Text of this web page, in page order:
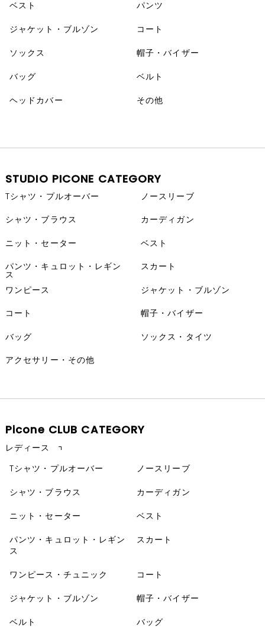
ベスト
パンツ
ジャケット・ブルゾン
コート
ソックス
帽子・バイザー
バッグ
ベルト
ヘッドカバー
その他
STUDIO PICONE CATEGORY
Tシャツ・プルオーバー
ノースリーブ
シャツ・ブラウス
カーディガン
ニット・セーター
ベスト
パンツ・キュロット・レギン
ス
スカート
ワンピース
ジャケット・ブルゾン
コート
帽子・バイザー
バッグ
ソックス・タイツ
アクセサリー・その他
Picone CLUB CATEGORY
レディース
Tシャツ・プルオーバー
ノースリーブ
シャツ・ブラウス
カーディガン
ニット・セーター
ベスト
パンツ・キュロット・レギン
ス
スカート
ワンピース・チュニック
コート
ジャケット・ブルゾン
帽子・バイザー
ベルト
バッグ